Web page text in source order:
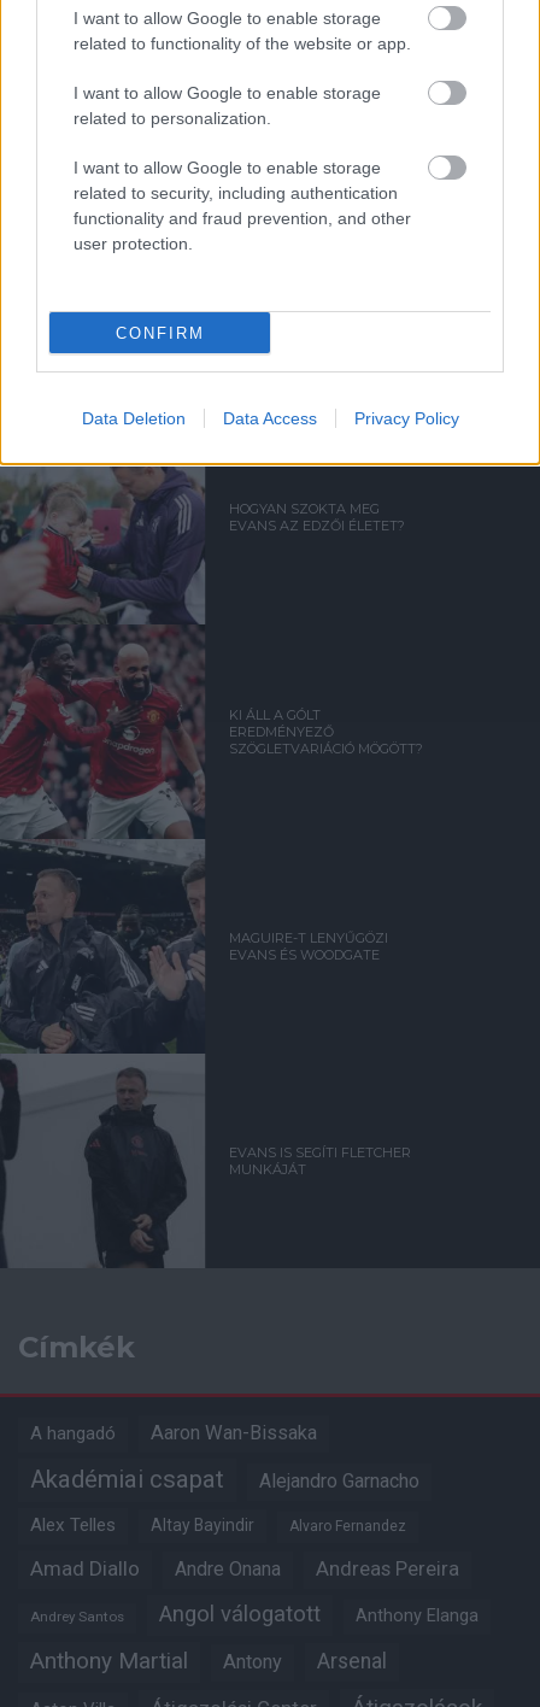
I want to allow Google to enable storage
related to functionality of the website or app.
I want to allow Google to enable storage
related to personalization.
I want to allow Google to enable storage
related to security, including authentication
functionality and fraud prevention, and other
user protection.
CONFIRM
Data Deletion Data Access Privacy Policy
Támogatás
Támogasd adományoddal
a ManUtdFanatics.hu működését!
Kapcsolódó hírek
JONNY EVANS
HOGYAN SZOKTA MEG
EVANS AZ EDZŐI ÉLETET?
KI ÁLL A GÓLT
EREDMÉNYEZŐ
SZÖGLETVARIÁCIÓ MÖGÖTT?
MAGUIRE-T LENYŰGÖZI
EVANS ÉS WOODGATE
EVANS IS SEGÍTI FLETCHER
MUNKÁJÁT
Címkék
A hangadó Aaron Wan-Bissaka
Akadémiai csapat Alejandro Garnacho
Alex Telles Altay Bayindir Alvaro Fernandez
Amad Diallo Andre Onana Andreas Pereira
Andrey Santos Angol válogatott Anthony Elanga
Anthony Martial Antony Arsenal